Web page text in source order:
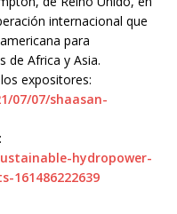
internacional que
para
de Africa y Asia.
expositores:
07/07/shaasan-
hydropower-
161486222639